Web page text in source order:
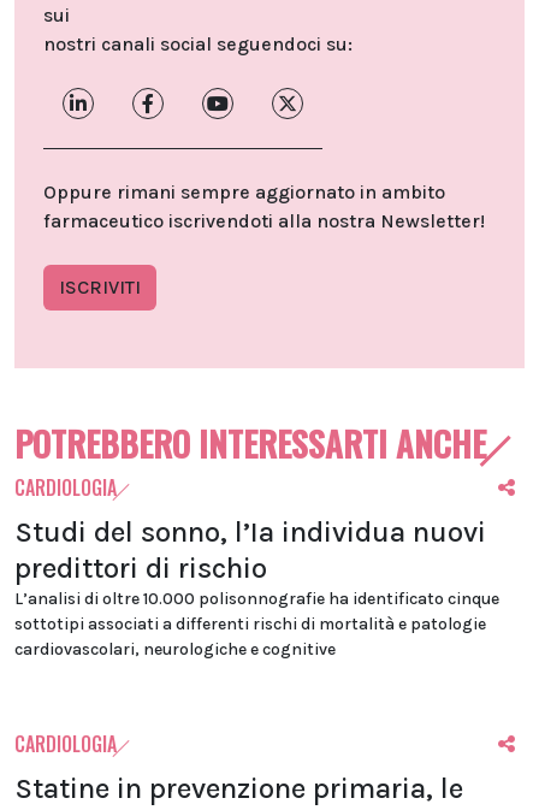
sui
nostri canali social seguendoci su:
Oppure rimani sempre aggiornato in ambito
farmaceutico iscrivendoti alla nostra Newsletter!
ISCRIVITI
POTREBBERO INTERESSARTI ANCHE
CARDIOLOGIA
Studi del sonno, l’Ia individua nuovi
predittori di rischio
L’analisi di oltre 10.000 polisonnografie ha identificato cinque
sottotipi associati a differenti rischi di mortalità e patologie
cardiovascolari, neurologiche e cognitive
CARDIOLOGIA
Statine in prevenzione primaria, le